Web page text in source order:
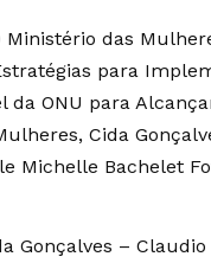
Gonçalves – Claudio